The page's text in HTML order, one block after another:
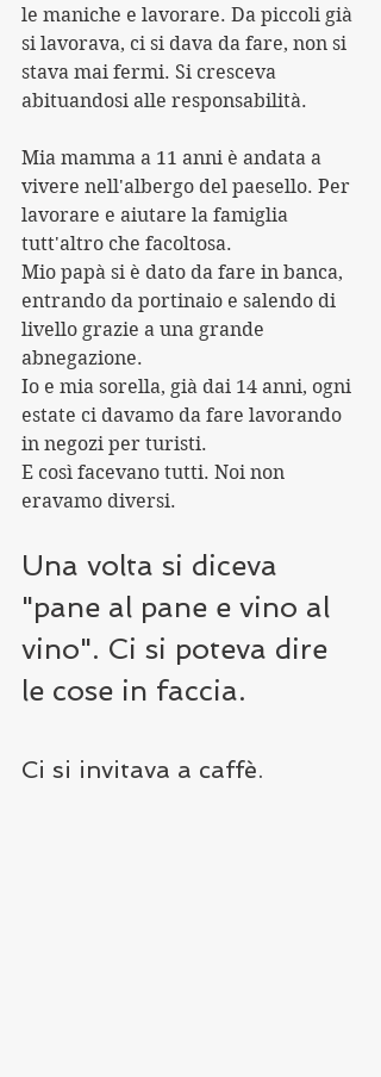
le maniche e lavorare. Da piccoli già
si lavorava, ci si dava da fare, non si
stava mai fermi. Si cresceva
abituandosi alle responsabilità.
Mia mamma a 11 anni è andata a
vivere nell'albergo del paesello. Per
lavorare e aiutare la famiglia
tutt'altro che facoltosa.
Mio papà si è dato da fare in banca,
entrando da portinaio e salendo di
livello grazie a una grande
abnegazione.
Io e mia sorella, già dai 14 anni, ogni
estate ci davamo da fare lavorando
in negozi per turisti.
E così facevano tutti. Noi non
eravamo diversi.
Una volta si diceva
"pane al pane e vino al
vino". Ci si poteva dire
le cose in faccia.
Ci si invitava a caffè.